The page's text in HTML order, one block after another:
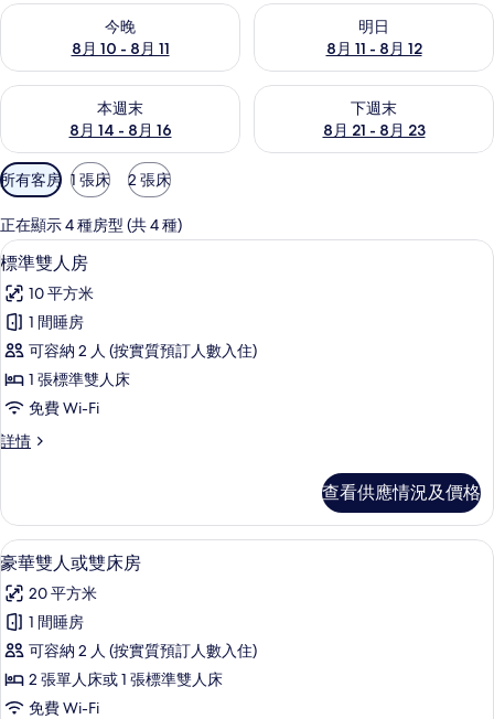
今晚
8月 10 - 8月 11
查看今晚 8月 10 - 8月 11的可訂空房
明日
8月 11 - 8月 12
查看明日 8月 11 - 8月 12的可訂
本週末
8月 14 - 8月 16
查看本週末 8月 14 - 8月 16的可訂空房
下週末
8月 21 - 8月 23
查看下週末 8月 21 - 8月 23的
可
用
嘅
客
房
篩
選
條
所有客房 1 張床 2 張床
正在顯示 4 種房型 (共 4 種)
載
入
所
有
標
準
人
的
相
片
標準雙人房 | 迷你吧、房內夾萬、書
5
標準雙人房
10 平方米
1 間睡房
可容納 2 人 (按實質預訂人數入住)
1 張標準雙人床
免費 Wi-Fi
詳情
標
房
詳
情
查看供應情況及價格
載
入
所
有
豪
華
豪華雙人或雙床房 | 迷你吧、房內夾
7
豪華雙人或雙床房
20 平方米
1 間睡房
可容納 2 人 (按實質預訂人數入住)
2 張單人床或 1 張標準雙人床
免費 Wi-Fi